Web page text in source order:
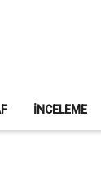
İNCELEME